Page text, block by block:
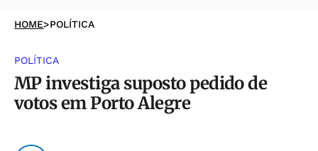
HOME>POLÍTICA
POLÍTICA
MP investiga suposto pedido de
votos em Porto Alegre